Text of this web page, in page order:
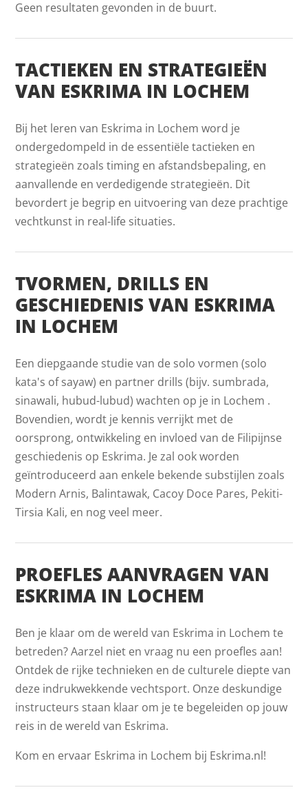
Geen resultaten gevonden in de buurt.
TACTIEKEN EN STRATEGIEËN
VAN ESKRIMA IN LOCHEM
Bij het leren van Eskrima in Lochem word je
ondergedompeld in de essentiële tactieken en
strategieën zoals timing en afstandsbepaling, en
aanvallende en verdedigende strategieën. Dit
bevordert je begrip en uitvoering van deze prachtige
vechtkunst in real-life situaties.
TVORMEN, DRILLS EN
GESCHIEDENIS VAN ESKRIMA
IN LOCHEM
Een diepgaande studie van de solo vormen (solo
kata's of sayaw) en partner drills (bijv. sumbrada,
sinawali, hubud-lubud) wachten op je in Lochem .
Bovendien, wordt je kennis verrijkt met de
oorsprong, ontwikkeling en invloed van de Filipijnse
geschiedenis op Eskrima. Je zal ook worden
geïntroduceerd aan enkele bekende substijlen zoals
Modern Arnis, Balintawak, Cacoy Doce Pares, Pekiti-
Tirsia Kali, en nog veel meer.
PROEFLES AANVRAGEN VAN
ESKRIMA IN LOCHEM
Ben je klaar om de wereld van Eskrima in Lochem te
betreden? Aarzel niet en vraag nu een proefles aan!
Ontdek de rijke technieken en de culturele diepte van
deze indrukwekkende vechtsport. Onze deskundige
instructeurs staan klaar om je te begeleiden op jouw
reis in de wereld van Eskrima.
Kom en ervaar Eskrima in Lochem bij Eskrima.nl!